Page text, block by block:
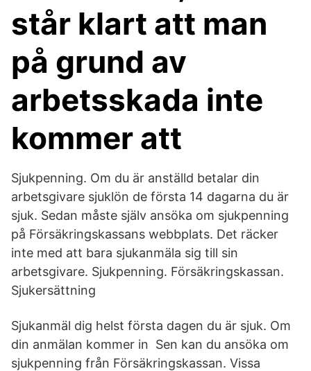
står klart att man
på grund av
arbetsskada inte
kommer att
Sjukpenning. Om du är anställd betalar din
arbetsgivare sjuklön de första 14 dagarna du är
sjuk. Sedan måste själv ansöka om sjukpenning
på Försäkringskassans webbplats. Det räcker
inte med att bara sjukanmäla sig till sin
arbetsgivare. Sjukpenning. Försäkringskassan.
Sjukersättning
Sjukanmäl dig helst första dagen du är sjuk. Om
din anmälan kommer in Sen kan du ansöka om
sjukpenning från Försäkringskassan. Vissa